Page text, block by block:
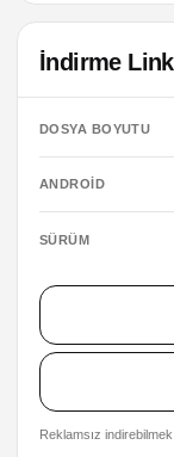
İndirme
DOSYA BOYUTU
ANDROID
SÜRÜM
Reklamsız indirebilmek